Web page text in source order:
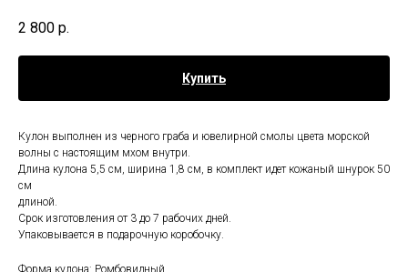
2 800 р.
Купить
Кулон выполнен из черного граба и ювелирной смолы цвета морской
волны с настоящим мхом внутри.
Длина кулона 5,5 см, ширина 1,8 см, в комплект идет кожаный шнурок 50
см
длиной.
Срок изготовления от 3 до 7 рабочих дней.
Упаковывается в подарочную коробочку.